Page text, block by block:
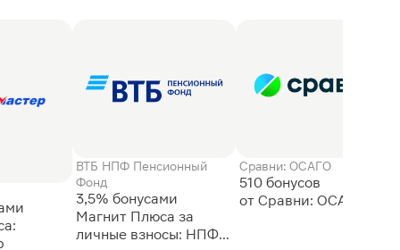
ВТБ НПФ Пенсионный
Фонд
3,5% бонусами
Магнит Плюса за
личные взносы: НПФ
Сравни: ОСАГО
510 бонусов